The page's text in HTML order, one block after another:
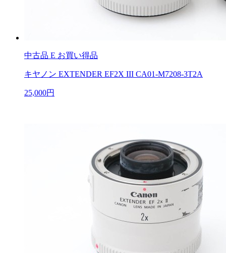
中古品 E お買い得品
キヤノン EXTENDER EF2X III CA01-M7208-3T2A
25,000円